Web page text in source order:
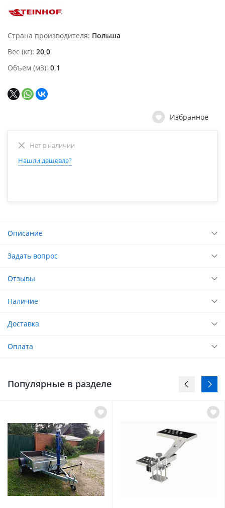
Страна производителя Польша
Вес (кг) 20,0
Объем (м3) 0,1
Избранное
Нет в наличии
Нашли дешевле?
Описание
Задать вопрос
Отзывы
Наличие
Доставка
Оплата
Популярные в разделе